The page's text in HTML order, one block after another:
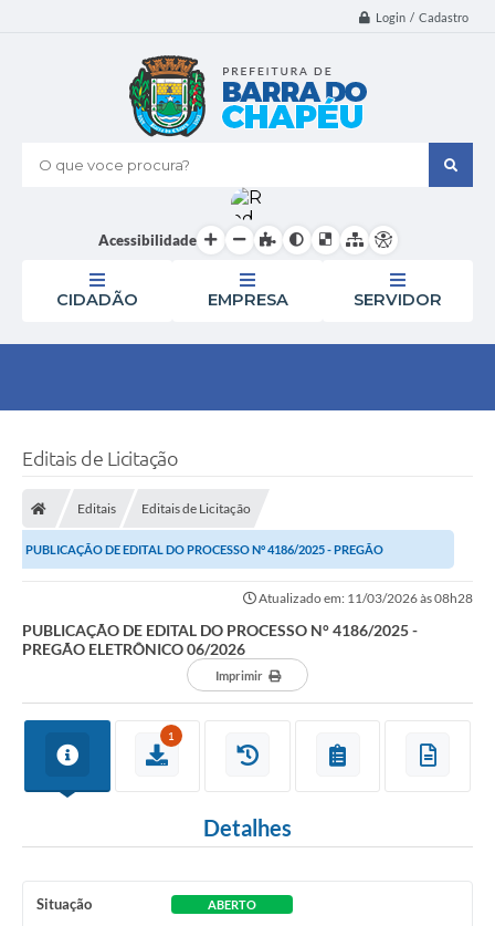
Login / Cadastro
O que voce procura?
Acessibilidade
CIDADÃO EMPRESA SERVIDOR
Editais de Licitação
Editais Editais de Licitação
PUBLICAÇÃO DE EDITAL DO PROCESSO N° 4186/2025 - PREGÃO
Atualizado em: 11/03/2026 às 08h28
PUBLICAÇÃO DE EDITAL DO PROCESSO N° 4186/2025 -
PREGÃO ELETRÔNICO 06/2026
Imprimir
1
Detalhes
Situação ABERTO